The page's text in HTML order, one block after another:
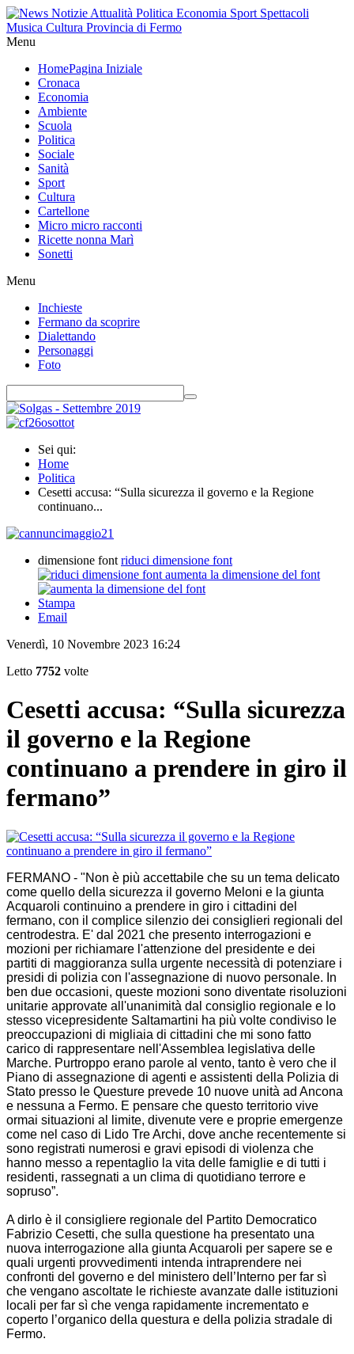
Menu
HomePagina Iniziale
Cronaca
Economia
Ambiente
Scuola
Politica
Sociale
Sanità
Sport
Cultura
Cartellone
Micro micro racconti
Ricette nonna Marì
Sonetti
Menu
Inchieste
Fermano da scoprire
Dialettando
Personaggi
Foto
Sei qui:
Home
Politica
Cesetti accusa: “Sulla sicurezza il governo e la Regione
continuano...
dimensione font riduci dimensione font
aumenta la dimensione del font
Stampa
Email
Venerdì, 10 Novembre 2023 16:24
Letto 7752 volte
Cesetti accusa: “Sulla sicurezza
il governo e la Regione
continuano a prendere in giro il
fermano”
FERMANO - "Non è più accettabile che su un tema delicato
come quello della sicurezza il governo Meloni e la giunta
Acquaroli continuino a prendere in giro i cittadini del
fermano, con il complice silenzio dei consiglieri regionali del
centrodestra. E' dal 2021 che presento interrogazioni e
mozioni per richiamare l'attenzione del presidente e dei
partiti di maggioranza sulla urgente necessità di potenziare i
presidi di polizia con l'assegnazione di nuovo personale. In
ben due occasioni, queste mozioni sono diventate risoluzioni
unitarie approvate all'unanimità dal consiglio regionale e lo
stesso vicepresidente Saltamartini ha più volte condiviso le
preoccupazioni di migliaia di cittadini che mi sono fatto
carico di rappresentare nell'Assemblea legislativa delle
Marche. Purtroppo erano parole al vento, tanto è vero che il
Piano di assegnazione di agenti e assistenti della Polizia di
Stato presso le Questure prevede 10 nuove unità ad Ancona
e nessuna a Fermo. E pensare che questo territorio vive
ormai situazioni al limite, divenute vere e proprie emergenze
come nel caso di Lido Tre Archi, dove anche recentemente si
sono registrati numerosi e gravi episodi di violenza che
hanno messo a repentaglio la vita delle famiglie e di tutti i
residenti, rassegnati a un clima di quotidiano terrore e
sopruso”.
A dirlo è il consigliere regionale del Partito Democratico
Fabrizio Cesetti, che sulla questione ha presentato una
nuova interrogazione alla giunta Acquaroli per sapere se e
quali urgenti provvedimenti intenda intraprendere nei
confronti del governo e del ministero dell’Interno per far sì
che vengano ascoltate le richieste avanzate dalle istituzioni
locali per far sì che venga rapidamente incrementato e
coperto l’organico della questura e della polizia stradale di
Fermo.